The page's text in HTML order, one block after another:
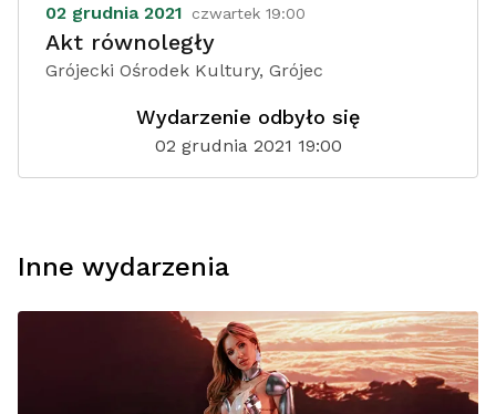
02 grudnia 2021 czwartek 19:00
Akt równoległy
Grójecki Ośrodek Kultury, Grójec
Wydarzenie odbyło się
02 grudnia 2021 19:00
Inne wydarzenia